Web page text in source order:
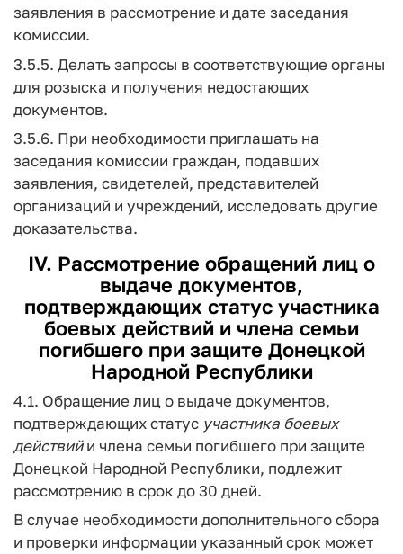
заявления в рассмотрение и дате заседания
комиссии.
3.5.5. Делать запросы в соответствующие органы
для розыска и получения недостающих
документов.
3.5.6. При необходимости приглашать на
заседания комиссии граждан, подавших
заявления, свидетелей, представителей
организаций и учреждений, исследовать другие
доказательства.
IV. Рассмотрение обращений лиц о
выдаче документов,
подтверждающих статус участника
боевых действий и члена семьи
погибшего при защите Донецкой
Народной Республики
4.1. Обращение лиц о выдаче документов,
подтверждающих статус участника боевых
действийи члена семьи погибшего при защите
Донецкой Народной Республики, подлежит
рассмотрению в срок до 30 дней.
В случае необходимости дополнительного сбора
и проверки информации указанный срок может